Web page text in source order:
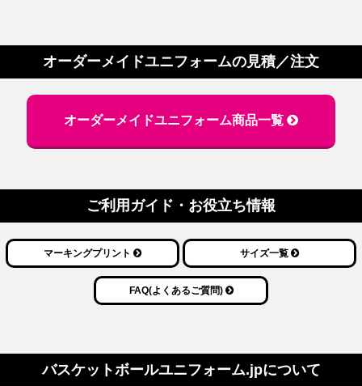
オーダーメイドユニフォームの見積／注文
オーダーメイドユニフォーム商品一覧
ご利用ガイド・お役立ち情報
マーキングプリント サイズ一覧
FAQ(よくあるご質問)
バスケットボールユニフォーム.jpについて